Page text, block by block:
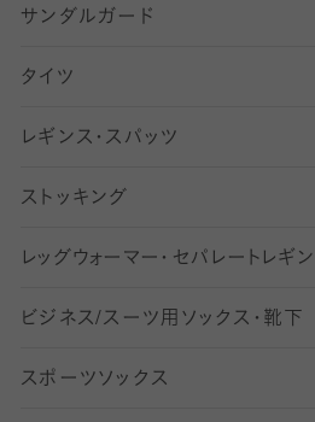
足袋ソックス・靴下
無地・プレーンソックス・靴下
柄ソックス・靴下
スニーカー（くるぶし）用ソック
アンクル・ショートソックス（く
クルーソックス（ふくらはぎ下）
ハイソックス
フットカバー・カバーソックス（
フットカバー・カバーソックス（
フットカバー・カバーソックス（
サンダルガード
タイツ
30デニール以下のタイツ（薄手
31〜40デニールタイツ
41〜60デニールタイツ
61〜80デニールタイツ
81 〜110デニールタイツ
レギンス・スパッツ
柄レギンス
無地レギンス
レギンスパンツ（レギパン）
マタニティレギンス
ストッキング
伝線しにくいストッキング
ショートストッキング
結婚式用ストッキング
レッ グ ウォー マー ・ セパレー ト レ ギン
ビジネス/スーツ用 ソックス・靴下
匠シリーズ
スポーツソックス